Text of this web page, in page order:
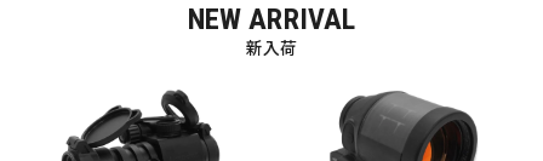
NEW ARRIVAL
新入荷